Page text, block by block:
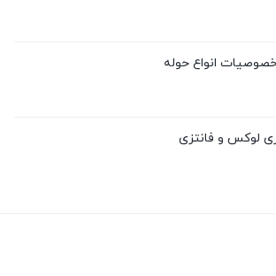
انواع حوله
لوکس و فانتزی